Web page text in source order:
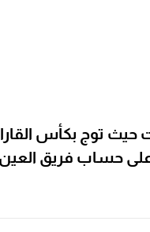
توج بكأس
حساب فريق